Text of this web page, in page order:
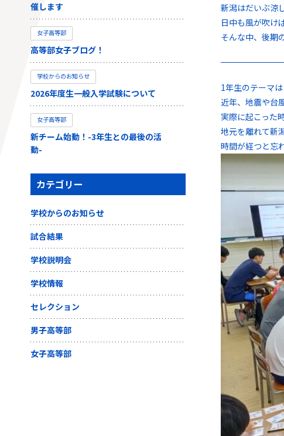
新潟はだいぶ涼
日中も風が吹け
そんな中、後期
1年生のテーマ
近年、地震や台
実際に起こった
地元を離れて新
時間が経つと忘
催します
女子高等部
高等部女子ブログ！
学校からのお知らせ
2026年度生一般入学試験について
女子高等部
新チーム始動！-3年生との最後の活
動-
カテゴリー
学校からのお知らせ
試合結果
学校説明会
学校情報
セレクション
男子高等部
女子高等部